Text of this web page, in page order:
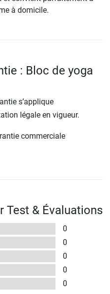
à domicile.
: Bloc de yoga
s’applique
légale en vigueur.
commerciale
Test & Évaluations
0
0
0
0
0